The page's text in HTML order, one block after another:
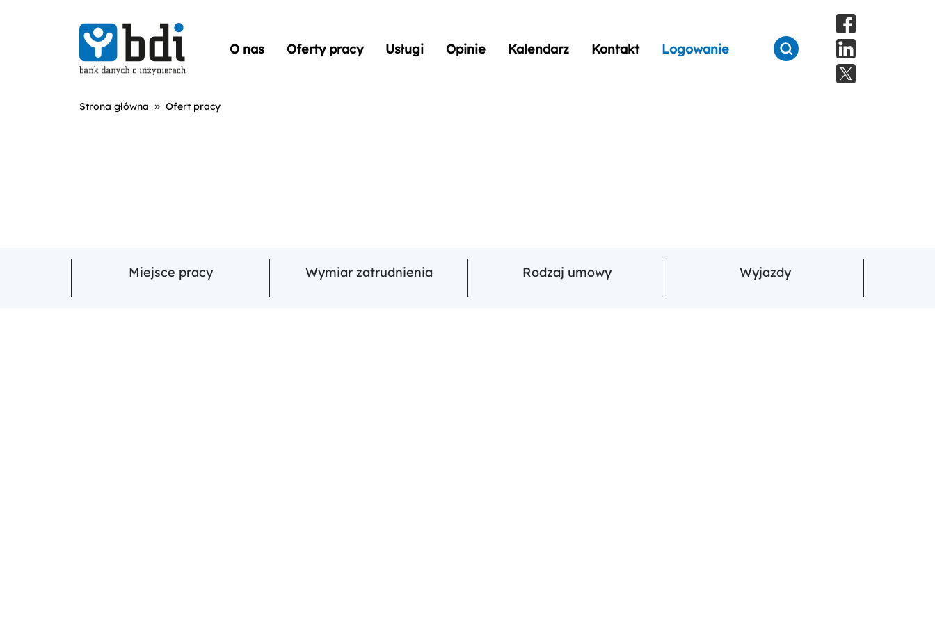
O nas Oferty pracy Usługi Opinie Kalendarz Kontakt Logowanie
Strona główna » Ofert pracy
Miejsce pracy Wymiar zatrudnienia Rodzaj umowy Wyjazdy